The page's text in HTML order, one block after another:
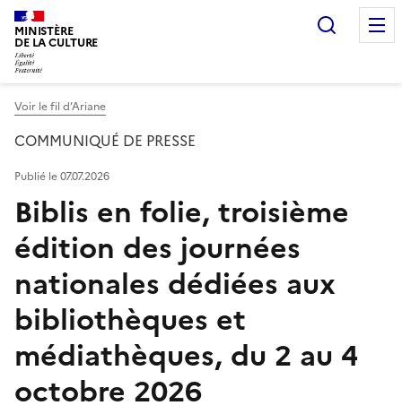
MINISTÈRE
DE LA CULTURE
Voir le fil d’Ariane
COMMUNIQUÉ DE PRESSE
Biblis en folie, troisième
édition des journées
nationales dédiées aux
bibliothèques et
médiathèques, du 2 au 4
octobre 2026
Publié le 07.07.2026